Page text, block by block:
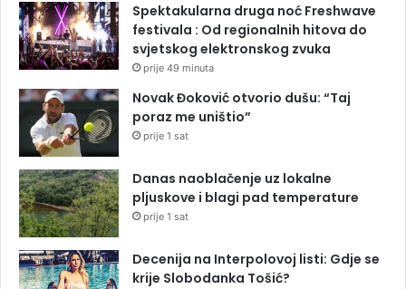
Spektakularna druga noć Freshwave
festivala : Od regionalnih hitova do
svjetskog elektronskog zvuka
prije 49 minuta
Novak Đoković otvorio dušu: “Taj
poraz me uništio”
prije 1 sat
Danas naoblačenje uz lokalne
pljuskove i blagi pad temperature
prije 1 sat
Decenija na Interpolovoj listi: Gdje se
krije Slobodanka Tošić?